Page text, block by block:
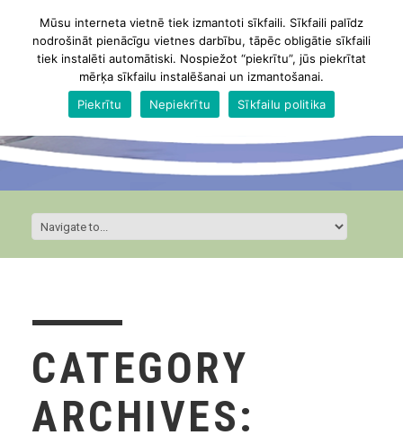
CATEGORY
ARCHIVES:
Mūsu interneta vietnē tiek izmantoti sīkfaili. Sīkfaili palīdz
nodrošināt pienācīgu vietnes darbību, tāpēc obligātie sīkfaili
tiek instalēti automātiski. Nospiežot “piekrītu”, jūs piekrītat
mērķa sīkfailu instalēšanai un izmantošanai.
Piekrītu
Nepiekrītu Sīkfailu politika